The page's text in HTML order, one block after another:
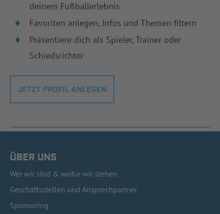
deinem Fußballerlebnis
Favoriten anlegen, Infos und Themen filtern
Präsentiere dich als Spieler, Trainer oder
Schiedsrichter
JETZT PROFIL ANLEGEN
ÜBER UNS
Wer wir sind & wofür wir stehen
Geschäftsstellen und Ansprechpartner
Sponsoring